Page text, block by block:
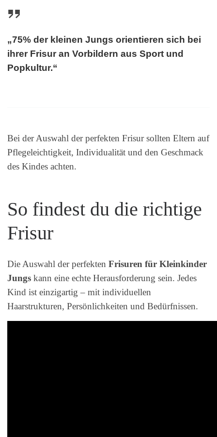
„75% der kleinen Jungs orientieren sich bei
ihrer Frisur an Vorbildern aus Sport und
Popkultur.“
Bei der Auswahl der perfekten Frisur sollten Eltern auf
Pflegeleichtigkeit, Individualität und den Geschmack
des Kindes achten.
So findest du die richtige
Frisur
Die Auswahl der perfekten Frisuren für Kleinkinder
Jungs kann eine echte Herausforderung sein. Jedes
Kind ist einzigartig – mit individuellen
Haarstrukturen, Persönlichkeiten und Bedürfnissen.